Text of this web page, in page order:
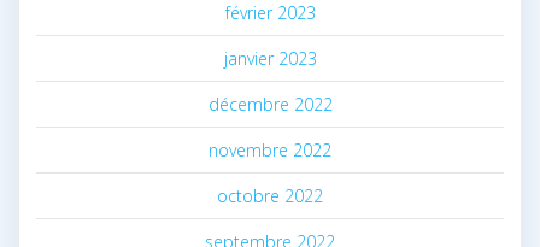
février 2023
janvier 2023
décembre 2022
novembre 2022
octobre 2022
septembre 2022